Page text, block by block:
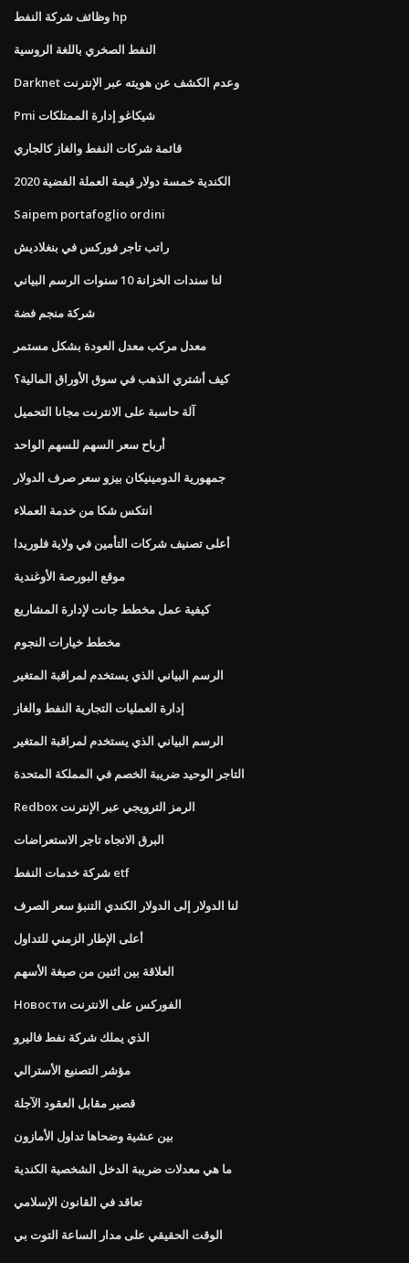
وظائف شركة النفط hp
النفط الصخري باللغة الروسية
Darknet وعدم الكشف عن هويته عبر الإنترنت
Pmi شيكاغو إدارة الممتلكات
قائمة شركات النفط والغاز كالجاري
2020 الكندية خمسة دولار قيمة العملة الفضية
Saipem portafoglio ordini
راتب تاجر فوركس في بنغلاديش
لنا سندات الخزانة 10 سنوات الرسم البياني
شركة منجم فضة
معدل مركب معدل العودة بشكل مستمر
كيف أشتري الذهب في سوق الأوراق المالية؟
آلة حاسبة على الانترنت مجانا التحميل
أرباح سعر السهم للسهم الواحد
جمهورية الدومينيكان بيزو سعر صرف الدولار
انتكس شكا من خدمة العملاء
أعلى تصنيف شركات التأمين في ولاية فلوريدا
موقع البورصة الأوغندية
كيفية عمل مخطط جانت لإدارة المشاريع
مخطط خيارات النجوم
الرسم البياني الذي يستخدم لمراقبة المتغير
إدارة العمليات التجارية النفط والغاز
الرسم البياني الذي يستخدم لمراقبة المتغير
التاجر الوحيد ضريبة الخصم في المملكة المتحدة
Redbox الرمز الترويجي عبر الإنترنت
البرق الاتجاه تاجر الاستعراضات
شركة خدمات النفط etf
لنا الدولار إلى الدولار الكندي التنبؤ سعر الصرف
أعلى الإطار الزمني للتداول
العلاقة بين اثنين من صيغة الأسهم
Новости الفوركس على الانترنت
الذي يملك شركة نفط فاليرو
مؤشر التصنيع الأسترالي
قصير مقابل العقود الآجلة
بين عشية وضحاها تداول الأمازون
ما هي معدلات ضريبة الدخل الشخصية الكندية
تعاقد في القانون الإسلامي
الوقت الحقيقي على مدار الساعة التوت بي